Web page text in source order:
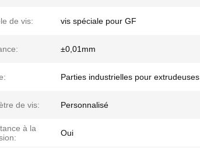
de vis: vis spéciale pour GF
±0,01mm
Parties industrielles pour extrudeuses
de vis: Personnalisé
à la
Oui